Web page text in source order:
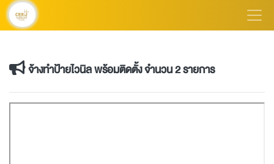
จ้างทำป้ายไวนิล พร้อมติดตั้ง จำนวน 2 รายการ